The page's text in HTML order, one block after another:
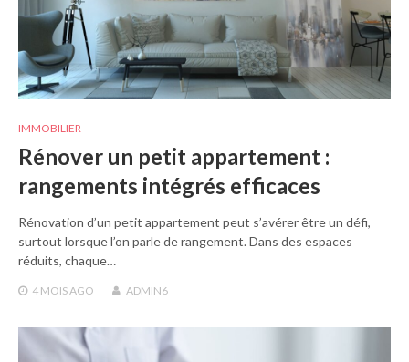
IMMOBILIER
Rénover un petit appartement :
rangements intégrés efficaces
Rénovation d’un petit appartement peut s’avérer être un défi,
surtout lorsque l’on parle de rangement. Dans des espaces
réduits, chaque…
4 MOISAGO ADMIN6